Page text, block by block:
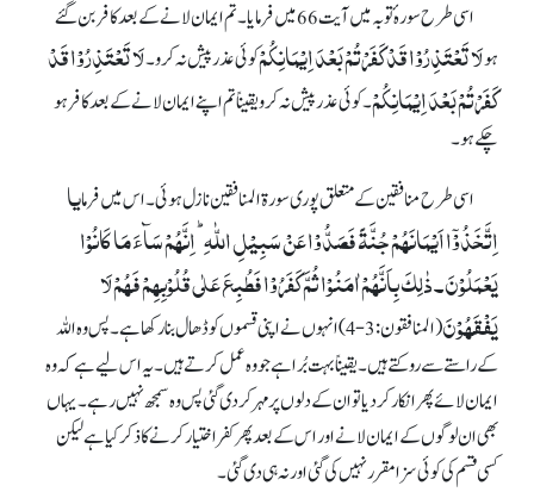
اسی طرح سورہ ٔتوبہ میں آیت 66 میں فرمایا۔ تم ایمان لانے کے بعد کافر بن گئے
ہولَا تَعْتَذِرُوْا قَدْ کَفَرْتُمْ بَعْدَ اِیْمَانِکُمْکوئی عذر پیش نہ کرو۔لَا تَعْتَذِرُوْا قَدْ
کَفَرْتُمْ بَعْدَ اِیْمَانِکُمْ۔کوئی عذر پیش نہ کرو یقیناً تم اپنے ایمان لانے کے بعد کافر ہو
چکے ہو۔
اسی طرح منافقین کے متعلق پوری سورة المنافقین نازل ہوئی۔ اس میں فرمایا
اِتَّخَذُوۡۤا اَیۡمَانَہُمۡ جُنَّۃً فَصَدُّوۡا عَنۡ سَبِیۡلِ اللّٰہِ ؕ اِنَّہُمۡ سَآءَ مَا کَانُوۡا
یَعۡمَلُوۡنَ۔ ذٰلِکَ بِاَنَّہُمۡ اٰمَنُوۡا ثُمَّ کَفَرُوۡا فَطُبِعَ عَلٰی قُلُوۡبِہِمۡ فَہُمۡ لَا
یَفۡقَہُوۡنَ
(المنافقون: 3-4)انہوں نے اپنی قسموں کو ڈھال بنا رکھا ہے۔ پس وہ اللہ
کے راستے سے روکتے ہیں۔ یقیناً بہت بُرا ہے جو وہ عمل کرتے ہیں۔ یہ اس لیے ہے کہ وہ
ایمان لائے پھر انکار کر دیا تو ان کے دلوں پر مہر کر دی گئی پس وہ سمجھ نہیں رہے۔ یہاں
بھی ان لوگوں کے ایمان لانے اور اس کے بعد پھر کفر اختیار کرنے کا ذکر کیا ہے لیکن
کسی قسم کی کوئی سزا مقرر نہیں کی گئی اور نہ ہی دی گئی۔